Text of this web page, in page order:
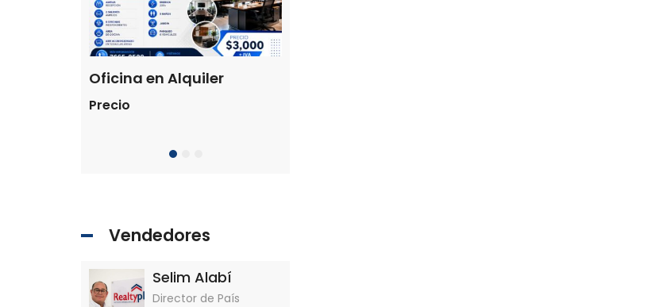
Oficina en Alquiler
Precio
Vendedores
Selim Alabí
Director de País